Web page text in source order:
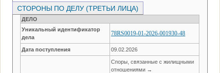
СТОРОНЫ ПО ДЕЛУ (ТРЕТЬИ ЛИЦА)
ДЕЛО
Уникальный идентификатор
дела
78RS0019-01-2026-001930-48
Дата поступления 09.02.2026
Споры, связанные с жилищными
отношениями →